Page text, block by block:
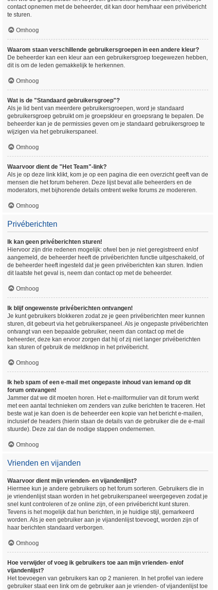
contact opnemen met de beheerder, dit kan door hem/haar een privébericht
te sturen.
Omhoog
Waarom staan verschillende gebruikersgroepen in een andere kleur?
De beheerder kan een kleur aan een gebruikersgroep toegewezen hebben,
dit is om de leden gemakkelijk te herkennen.
Omhoog
Wat is de "Standaard gebruikersgroep"?
Als je lid bent van meerdere gebruikersgroepen, word je standaard
gebruikersgroep gebruikt om je groepskleur en groepsrang te bepalen. De
beheerder kan je de permissies geven om je standaard gebruikersgroep te
wijzigen via het gebruikerspaneel.
Omhoog
Waarvoor dient de "Het Team"-link?
Als je op deze link klikt, kom je op een pagina die een overzicht geeft van de
mensen die het forum beheren. Deze lijst bevat alle beheerders en de
moderators, met bijhorende details omtrent welke forums ze modereren.
Omhoog
Privéberichten
Ik kan geen privéberichten sturen!
Hiervoor zijn drie redenen mogelijk: ofwel ben je niet geregistreerd en/of
aangemeld, de beheerder heeft de privéberichten functie uitgeschakeld, of
de beheerder heeft ingesteld dat je geen privéberichten kan sturen. Indien
dit laatste het geval is, neem dan contact op met de beheerder.
Omhoog
Ik blijf ongewenste privéberichten ontvangen!
Je kunt gebruikers blokkeren zodat ze je geen privéberichten meer kunnen
sturen, dit gebeurt via het gebruikerspaneel. Als je ongepaste privéberichten
ontvangt van een bepaalde gebruiker, neem dan contact op met de
beheerder, deze kan ervoor zorgen dat hij of zij niet langer privéberichten
kan sturen of gebruik de meldknop in het privébericht.
Omhoog
Ik heb spam of een e-mail met ongepaste inhoud van iemand op dit
forum ontvangen!
Jammer dat we dit moeten horen. Het e-mailformulier van dit forum werkt
met een aantal technieken om zenders van zulke berichten te traceren. Het
beste wat je kan doen is de beheerder een kopie van het bericht e-mailen,
inclusief de headers (hierin staan de details van de gebruiker die de e-mail
stuurde). Deze zal dan de nodige stappen ondernemen.
Omhoog
Vrienden en vijanden
Waarvoor dient mijn vrienden- en vijandenlijst?
Hiermee kun je andere gebruikers op het forum sorteren. Gebruikers die in
je vriendenlijst staan worden in het gebruikerspaneel weergegeven zodat je
snel kunt controleren of ze online zijn, of een privébericht kunt sturen.
Tevens is het mogelijk dat hun berichten, in je huidige stijl, gemarkeerd
worden. Als je een gebruiker aan je vijandenlijst toevoegt, worden zijn of
haar berichten standaard verborgen.
Omhoog
Hoe verwijder of voeg ik gebruikers toe aan mijn vrienden- en/of
vijandenlijst?
Het toevoegen van gebruikers kan op 2 manieren. In het profiel van iedere
gebruiker staat een link om de gebruiker aan je vrienden- of vijandenlijst toe